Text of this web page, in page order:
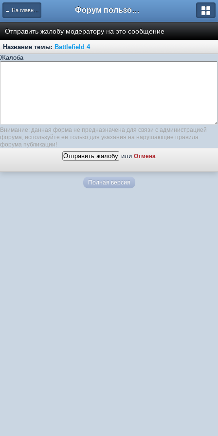
← На главную Форум пользователей ООО "Климовская сеть"
Отправить жалобу модератору на это сообщение
Название темы: Battlefield 4
Жалоба
Внимание: данная форма не предназначена для связи с администрацией
форума, используйте ее только для указания на нарушающие правила
форума публикации!
или Отмена
Полная версия